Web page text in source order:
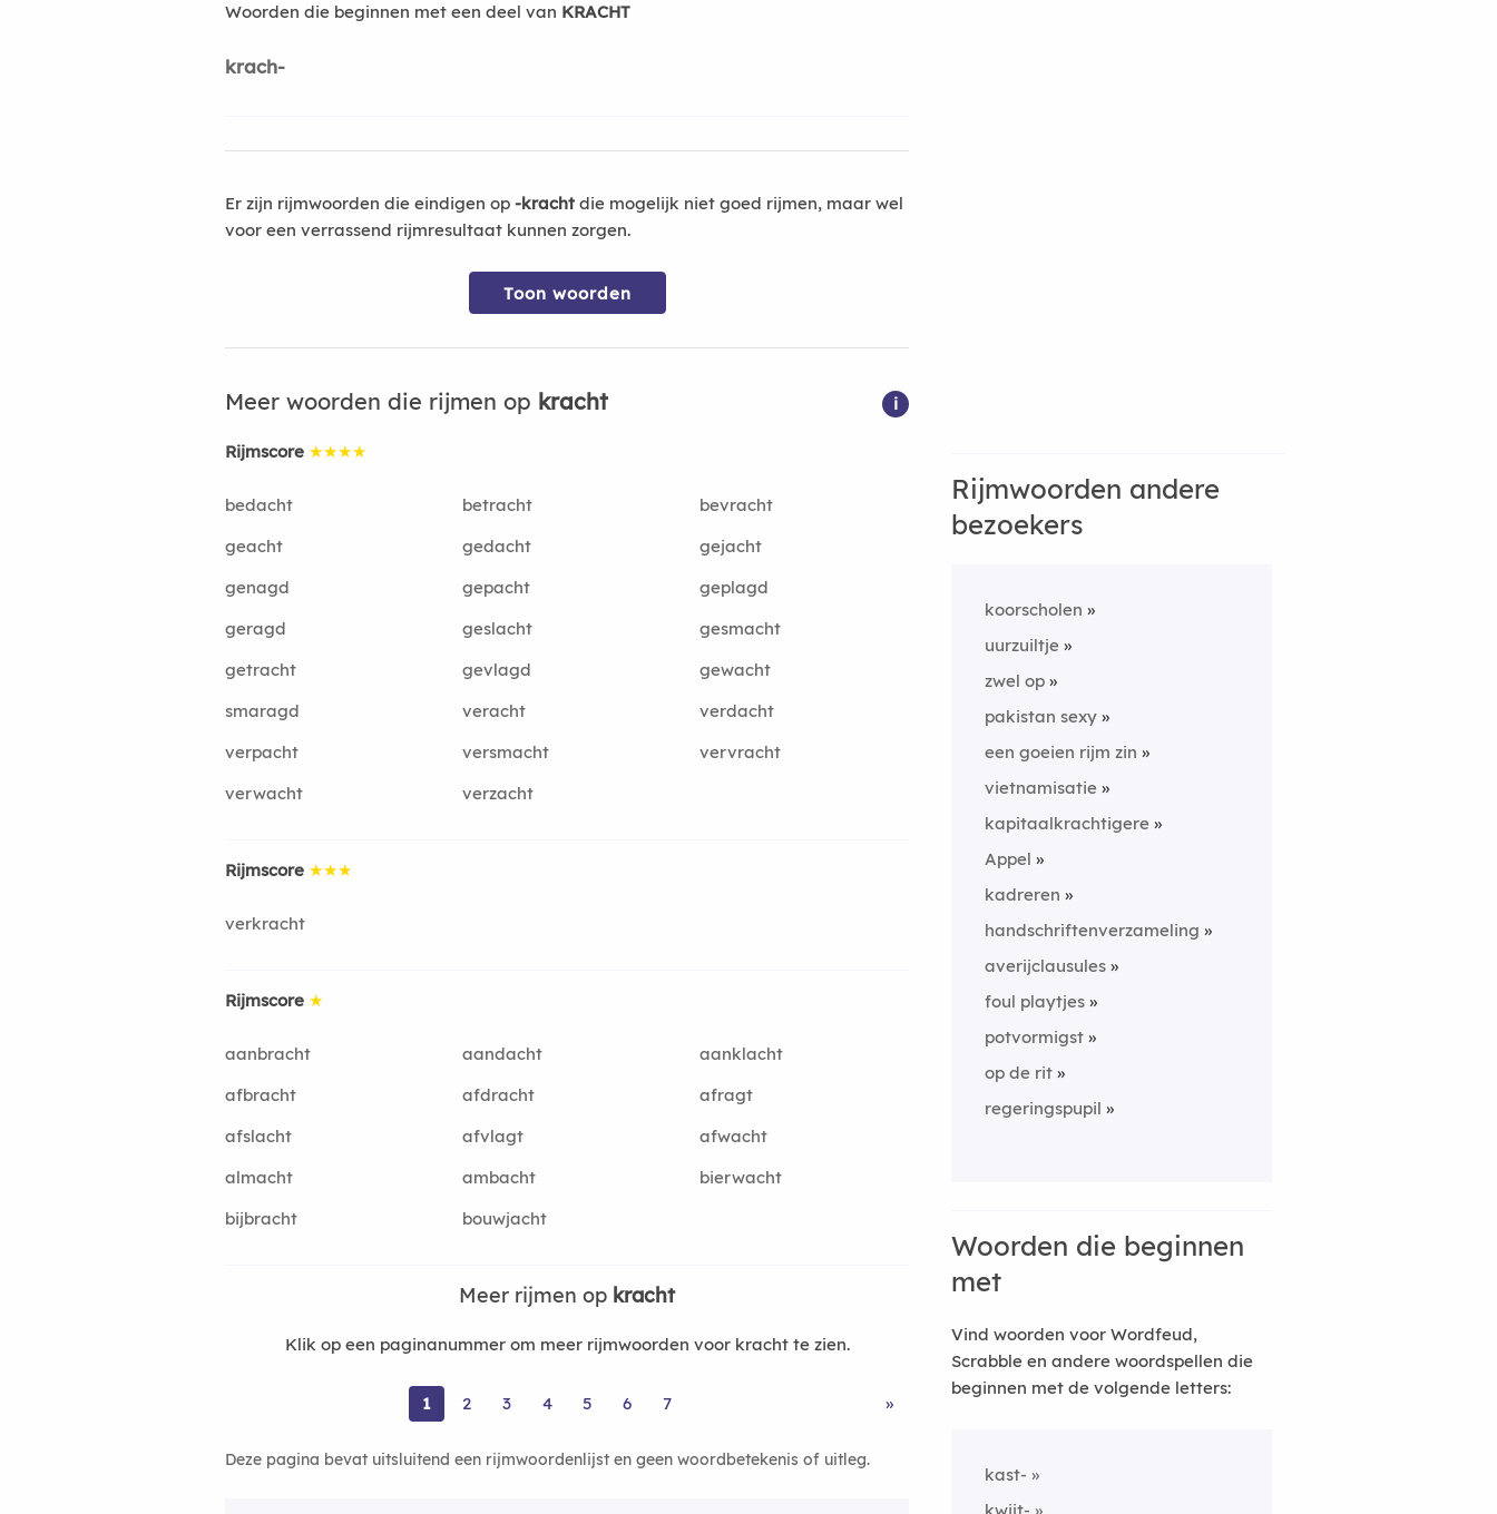
Woorden die beginnen met een deel van KRACHT
krach-
Er zijn rijmwoorden die eindigen op -kracht die mogelijk niet goed rijmen, maar wel
voor een verrassend rijmresultaat kunnen zorgen.
Toon woorden
Meer woorden die rijmen op kracht i
Rijmscore ★★★★
bedacht betracht
bevracht
geacht
gedacht
gejacht
genagd
gepacht
geplagd
geragd
geslacht
gesmacht
getracht
gevlagd
gewacht
smaragd
veracht
verdacht
verpacht
versmacht
vervracht
verwacht
verzacht
Rijmscore ★★★
verkracht
Rijmscore ★
aanbracht aandacht
aanklacht
afbracht
afdracht
afragt
afslacht
afvlagt
afwacht
almacht
ambacht
bierwacht
bijbracht
bouwjacht
Meer rijmen op kracht
Klik op een paginanummer om meer rijmwoorden voor kracht te zien.
1 2 3 4 5 6 7 »
Deze pagina bevat uitsluitend een rijmwoordenlijst en geen woordbetekenis of uitleg.
Rijmwoorden andere
bezoekers
koorscholen
uurzuiltje
zwel op
pakistan sexy
een goeien rijm zin
vietnamisatie
kapitaalkrachtigere
Appel
kadreren
handschriftenverzameling
averijclausules
foul playtjes
potvormigst
op de rit
regeringspupil
Woorden die beginnen
met
Vind woorden voor Wordfeud,
Scrabble en andere woordspellen die
beginnen met de volgende letters:
kast-